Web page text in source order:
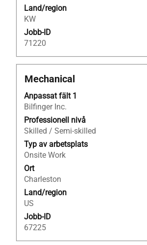
Land/region
KW
Jobb-ID
71220
Titel
Mechanical
Anpassat fält 1
Bilfinger Inc.
Professionell nivå
Skilled / Semi-skilled
Typ av arbetsplats
Onsite Work
Ort
Charleston
Land/region
US
Jobb-ID
67225
Klicka
blankstegstangenten
för
att
visa
allt
innehåll
i
jobbeskrivningen.